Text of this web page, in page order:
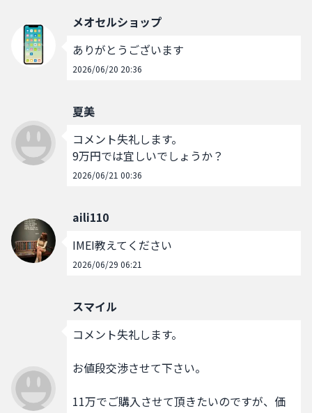
メオセルショップ
ありがとうございます
2026/06/20 20:36
夏美
コメント失礼します。
9万円では宜しいでしょうか？
2026/06/21 00:36
aili110
IMEI教えてください
2026/06/29 06:21
スマイル
コメント失礼します。
お値段交渉させて下さい。
11万でご購入させて頂きたいのですが、価